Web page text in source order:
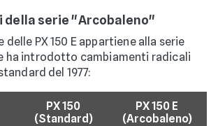
della serie "Arcobaleno"
delle PX 150 E appartiene alla serie
ha introdotto cambiamenti radicali
del 1977:
PX 150
(Standard)
PX 150 E
(Arcobaleno)